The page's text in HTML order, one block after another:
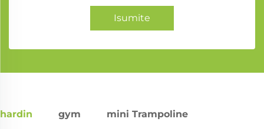
Isumite
hardin gym mini Trampoline